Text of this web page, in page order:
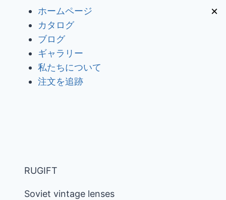
ホームページ
カタログ
ブログ
ギャラリー
私たちについて
注文を追跡
RUGIFT
Soviet vintage lenses
×